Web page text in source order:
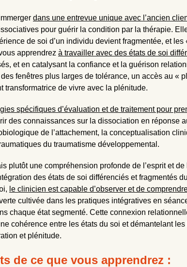
dans une entrevue unique avec l’ancien
pour guérir la condition par la thérapie.
de soi d’un individu devient fragmentée, et
apprendrez à travailler avec des états de soi
et en catalysant la confiance et la guérison
fenêtres plus larges de tolérance, un accès au
transformatrice de vivre avec la plénitude.
spécifiques d’évaluation et de traitement pour
des connaissances sur la dissociation en réponse
de l’attachement, la conceptualisation
du traumatisme développemental.
plutôt une compréhension profonde de l’esprit et
des états de soi différenciés et fragmentés
le clinicien est capable d’observer et de
cultivée dans les pratiques intégratives en
chaque état segmenté. Cette connexion
cohérence entre les états du soi et démantelant
et plénitude.
de ce que vous apprendrez :